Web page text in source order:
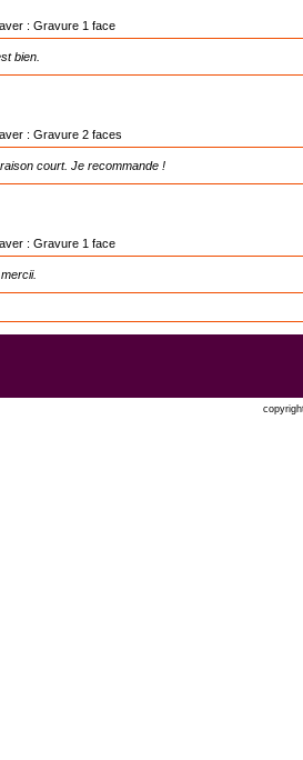
: Gravure 1 face
bien.
: Gravure 2 faces
court. Je recommande !
: Gravure 1 face